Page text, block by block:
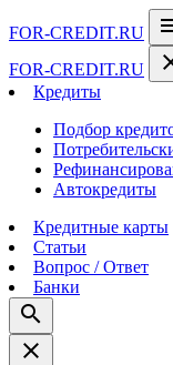
FOR-CREDIT.RU
FOR-CREDIT.RU
Кредиты
Подбор
Автокредиты
Кредитные карты
Статьи
Вопрос / Ответ
Банки
search
close